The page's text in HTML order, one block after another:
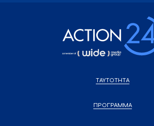
ΤΑΥΤΟΤΗΤΑ
ΠΡΟΓΡΑΜΜΑ